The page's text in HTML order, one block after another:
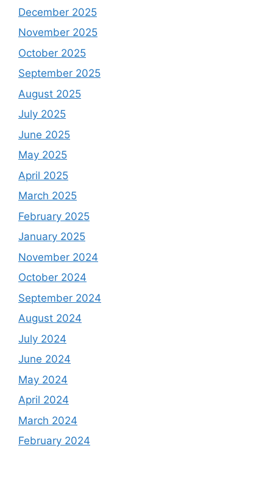
December 2025
November 2025
October 2025
September 2025
August 2025
July 2025
June 2025
May 2025
April 2025
March 2025
February 2025
January 2025
November 2024
October 2024
September 2024
August 2024
July 2024
June 2024
May 2024
April 2024
March 2024
February 2024